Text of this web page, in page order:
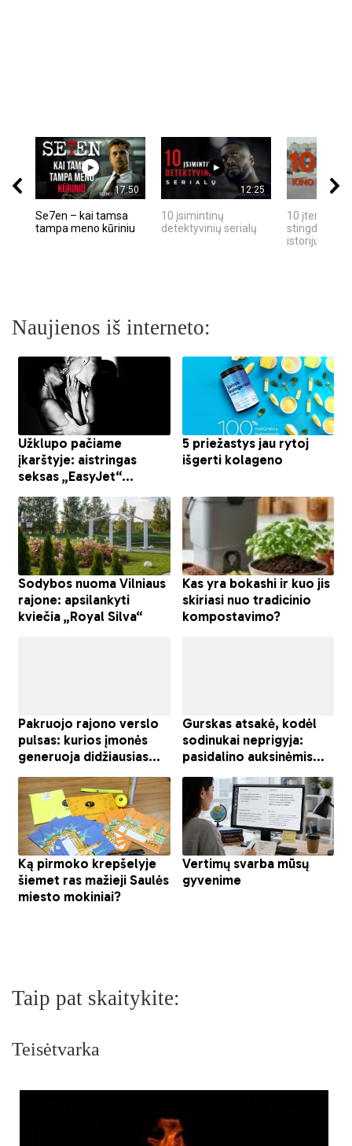
17:50
Se7en – kai tamsa
tampa meno kūriniu
12:25
10 įsimintinų
detektyvinių serialų
10 įtemptų,
stingdančių
istorijų
Naujienos iš interneto:
Taip pat skaitykite:
Teisėtvarka